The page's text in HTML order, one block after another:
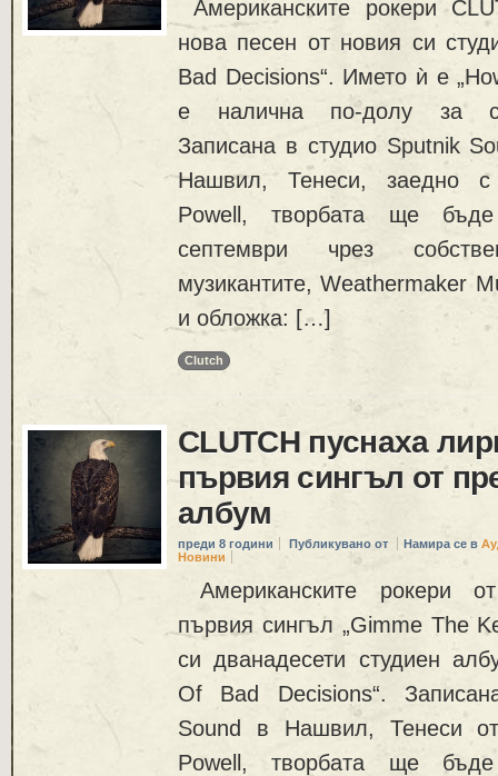
Американските рокери
нова песен от новия си
Bad Decisions“. Името ѝ е
е налична по-долу за
Записана в студио Sputnik
Нашвил, Тенеси, заедно с
Powell, творбата ще
септември чрез
музикантите, Weathermaker
и обложка: […]
Clutch
CLUTCH пуснаха
първия сингъл от
албум
преди 8 години Публикувано от Намира се в
Новини
Американските рокери
първия сингъл „Gimme The
си дванадесети студиен
Of Bad Decisions“.
Sound в Нашвил, Тенеси
Powell, творбата ще